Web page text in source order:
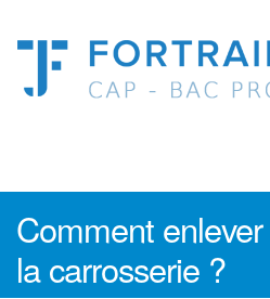
Comment
la carrosserie ?